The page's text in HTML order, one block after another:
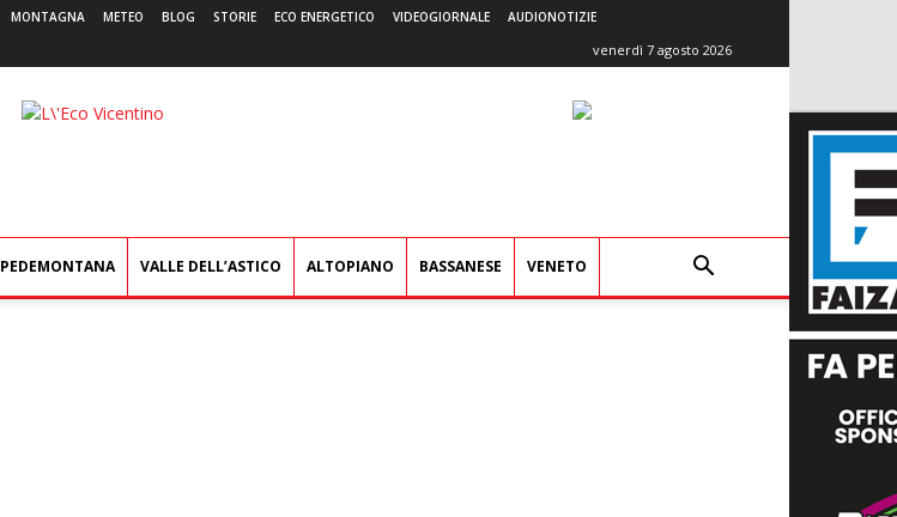
MONTAGNA METEO BLOG STORIE ECO ENERGETICO VIDEOGIORNALE AUDIONOTIZIE
venerdì 7 agosto 2026
L'Eco
PEDEMONTANA VALLE DELL’ASTICO ALTOPIANO BASSANESE VENETO